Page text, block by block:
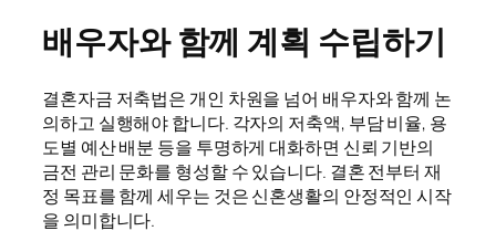
배우자와 함께 계획 수립하기
결혼자금 저축법은 개인 차원을 넘어 배우자와 함께 논
의하고 실행해야 합니다. 각자의 저축액, 부담 비율, 용
도별 예산 배분 등을 투명하게 대화하면 신뢰 기반의
금전 관리 문화를 형성할 수 있습니다. 결혼 전부터 재
정 목표를 함께 세우는 것은 신혼생활의 안정적인 시작
을 의미합니다.